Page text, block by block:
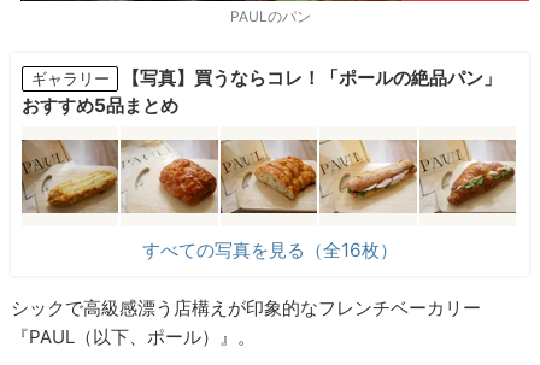
PAULのパン
ギャラリー
【写真】買うならコレ！「ポールの絶品パン」
おすすめ5品まとめ
すべての写真を見る（全16枚）
シックで高級感漂う店構えが印象的なフレンチベーカリー
『PAUL（以下、ポール）』。